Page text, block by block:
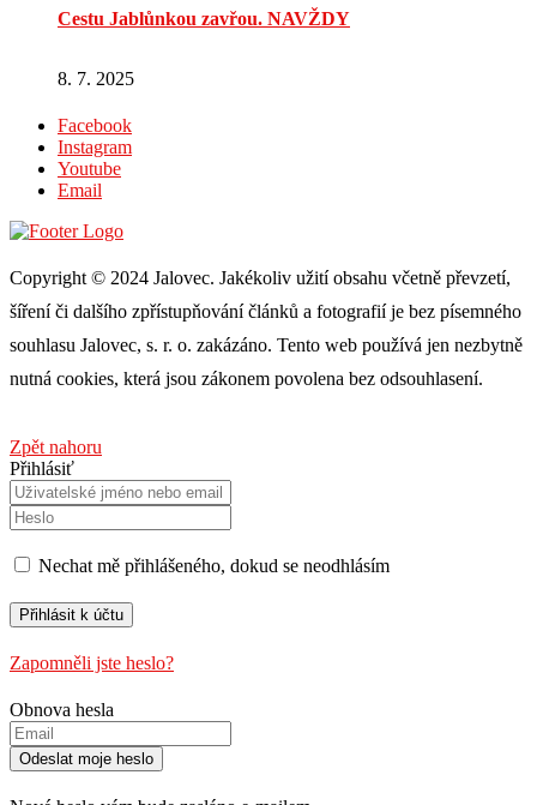
Cestu Jablůnkou zavřou. NAVŽDY
8. 7. 2025
Facebook
Instagram
Youtube
Email
Copyright © 2024 Jalovec. Jakékoliv užití obsahu včetně převzetí,
šíření či dalšího zpřístupňování článků a fotografií je bez písemného
souhlasu Jalovec, s. r. o. zakázáno. Tento web používá jen nezbytně
nutná cookies, která jsou zákonem povolena bez odsouhlasení.
Zpět nahoru
Přihlásiť
Nechat mě přihlášeného, ​​dokud se neodhlásím
Zapomněli jste heslo?
Obnova hesla